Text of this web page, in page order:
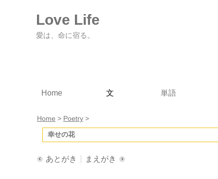
Love Life
愛は、命に宿る。
Home 文 単語
Home > Poetry >
幸せの花
あとがき まえがき